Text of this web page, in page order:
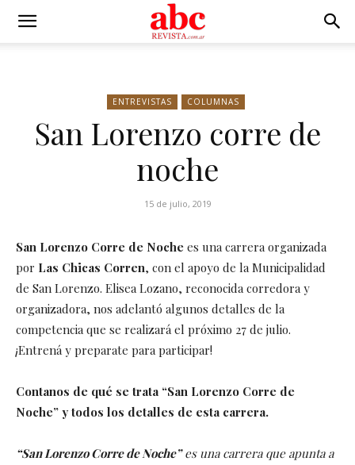
ENTREVISTAS COLUMNAS
San Lorenzo corre de
noche
15 de julio, 2019
San Lorenzo Corre de Noche es una carrera organizada
por Las Chicas Corren, con el apoyo de la Municipalidad
de San Lorenzo. Elisea Lozano, reconocida corredora y
organizadora, nos adelantó algunos detalles de la
competencia que se realizará el próximo 27 de julio.
¡Entrená y preparate para participar!
Contanos de qué se trata “San Lorenzo Corre de
Noche” y todos los detalles de esta carrera.
“San Lorenzo Corre de Noche”es una carrera que apunta a